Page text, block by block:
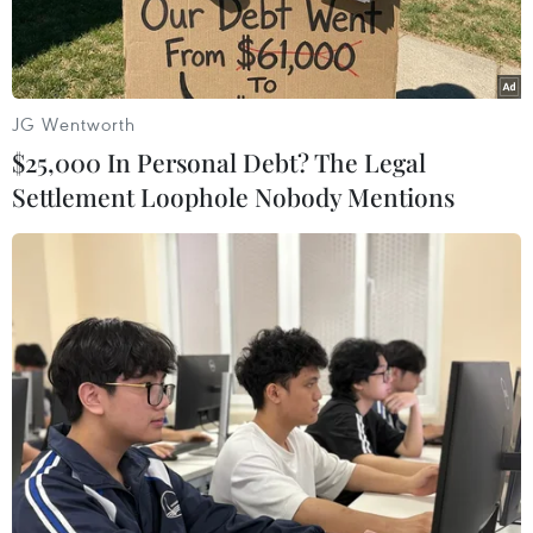
(Nguồn: TTXVN)
Thực hiện phong trào thi đua “Chung tay xóa
nhà tạm, nhà dột nát trên phạm vi cả nước
trong năm 2025” do Thủ tướng Chính phủ phát
JG Wentworth
$25,000 In Personal Debt? The Legal
Settlement Loophole Nobody Mentions